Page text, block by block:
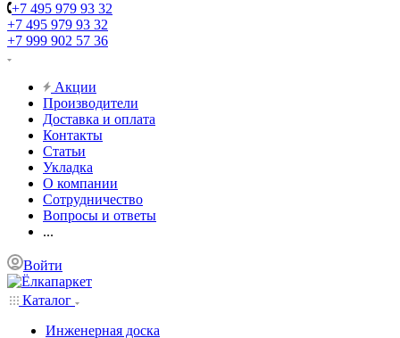
+7 495 979 93 32
+7 495 979 93 32
+7 999 902 57 36
Акции
Производители
Доставка и оплата
Контакты
Статьи
Укладка
О компании
Сотрудничество
Вопросы и ответы
...
Войти
Каталог
Инженерная доска